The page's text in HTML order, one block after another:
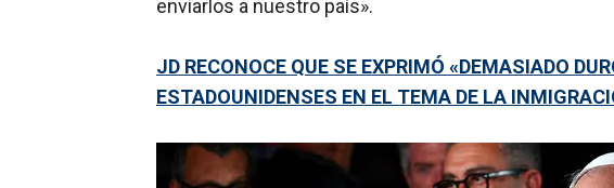
enviarlos a nuestro país».
JD RECONOCE QUE SE EXPRIMÓ «DEMASIADO
ESTADOUNIDENSES EN EL TEMA DE LA